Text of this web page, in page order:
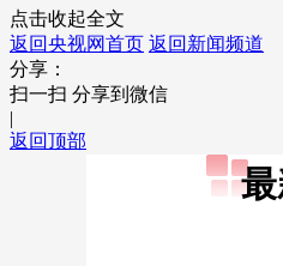
点击收起全文
返回央视网首页 返回新闻频道
分享：
扫一扫 分享到微信
|
返回顶部